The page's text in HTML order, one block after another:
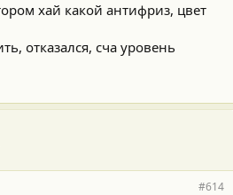
хай какой антифриз, цвет
отказался, сча уровень
#614